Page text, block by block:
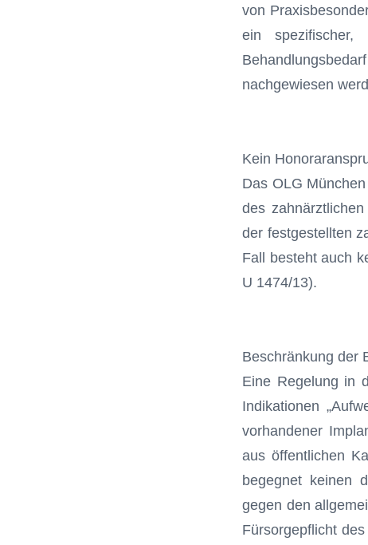
von
ein spezifischer,
nachgewiesen
Kein
Das OLG
des
der festgestellten
Fall besteht auch
U 1474/13).
Beschränkung der
Eine Regelung in
Indikationen
vorhandener
aus öffent­lichen
begegnet keinen
gegen den
Fürsorgepflicht